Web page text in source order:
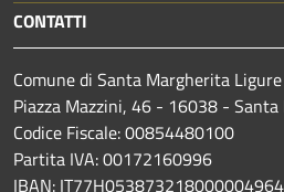
CONTATTI
Comune di Santa Margherita Ligure
Piazza Mazzini, 46 - 16038 -
Codice Fiscale: 00854480100
Partita IVA: 00172160996
IBAN: